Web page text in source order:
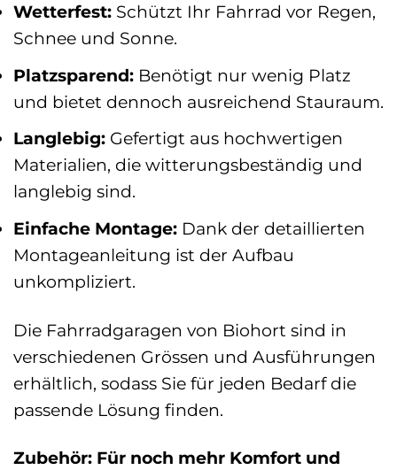
Wetterfest: Schützt Ihr Fahrrad vor Regen,
Schnee und Sonne.
Platzsparend: Benötigt nur wenig Platz
und bietet dennoch ausreichend Stauraum.
Langlebig: Gefertigt aus hochwertigen
Materialien, die witterungsbeständig und
langlebig sind.
Einfache Montage: Dank der detaillierten
Montageanleitung ist der Aufbau
unkompliziert.
Die Fahrradgaragen von Biohort sind in
verschiedenen Grössen und Ausführungen
erhältlich, sodass Sie für jeden Bedarf die
passende Lösung finden.
Zubehör: Für noch mehr Komfort und